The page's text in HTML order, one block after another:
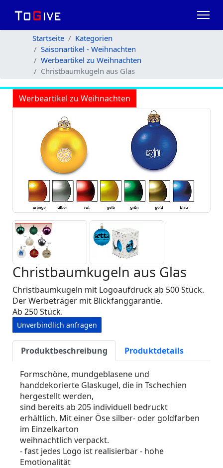
Startseite
Kategorien
Saisonartikel - Weihnachten
Werbeartikel zu Weihnachten
Christbaumkugeln aus Glas
Werbeartikel zu Weihnachten
Christbaumkugeln aus Glas
Christbaumkugeln mit Logoaufdruck ab 500 Stück.
Der Werbeträger mit Blickfanggarantie.
Ab 250 Stück.
Unverbindlich anfragen
Produktbeschreibung Produktdetails
Formschöne, mundgeblasene und
handdekorierte Glaskugel, die in Tschechien
hergestellt werden,
sind bereits ab 205 individuell bedruckt
erhältlich. Mit einer Öse silber- oder goldfarben
im Einzelkarton
weihnachtlich verpackt.
- fast jedes Logo ist realisierbar - hohe
Emotionalität